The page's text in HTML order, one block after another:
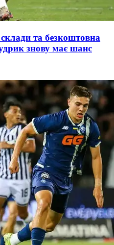
та безкоштовна
знову має шанс